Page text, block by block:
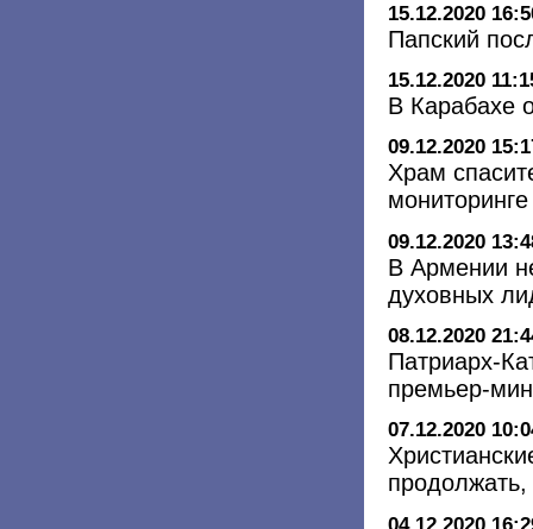
15.12.2020
Папский
15.12.2020
В Карабахе
09.12.2020
Храм
09.12.2020
В Армении
духовных
08.12.2020
Патриарх-
премьер-
07.12.2020